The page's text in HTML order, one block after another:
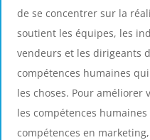
de se concentrer sur la
soutient les équipes, les
vendeurs et les dirigeants
compétences humaines
les choses. Pour améliorer
les compétences
compétences en